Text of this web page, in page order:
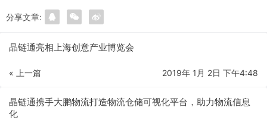
分享文章:
晶链通亮相上海创意产业博览会
« 上一篇 2019年 1月 2日 下午4:48
晶链通携手大鹏物流打造物流仓储可视化平台，助力物流信息
化